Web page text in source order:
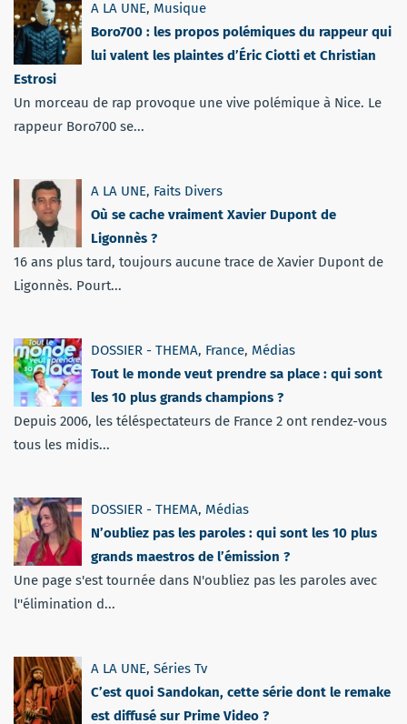
A LA UNE, Musique
Boro700 : les propos polémiques du rappeur qui
lui valent les plaintes d’Éric Ciotti et Christian
Estrosi
Un morceau de rap provoque une vive polémique à Nice. Le
rappeur Boro700 se...
A LA UNE, Faits Divers
Où se cache vraiment Xavier Dupont de
Ligonnès ?
16 ans plus tard, toujours aucune trace de Xavier Dupont de
Ligonnès. Pourt...
DOSSIER - THEMA, France, Médias
Tout le monde veut prendre sa place : qui sont
les 10 plus grands champions ?
Depuis 2006, les téléspectateurs de France 2 ont rendez-vous
tous les midis...
DOSSIER - THEMA, Médias
N’oubliez pas les paroles : qui sont les 10 plus
grands maestros de l’émission ?
Une page s'est tournée dans N'oubliez pas les paroles avec
l''élimination d...
A LA UNE, Séries Tv
C’est quoi Sandokan, cette série dont le remake
est diffusé sur Prime Video ?